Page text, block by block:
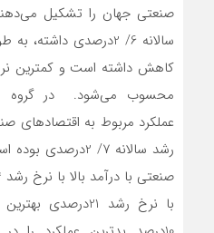
سالانه 6/ 2درصدی
محسوب می‌شود. در گروه
عملکرد مربوط به اقتصادهای
رشد سالانه 7/
با نرخ رشد